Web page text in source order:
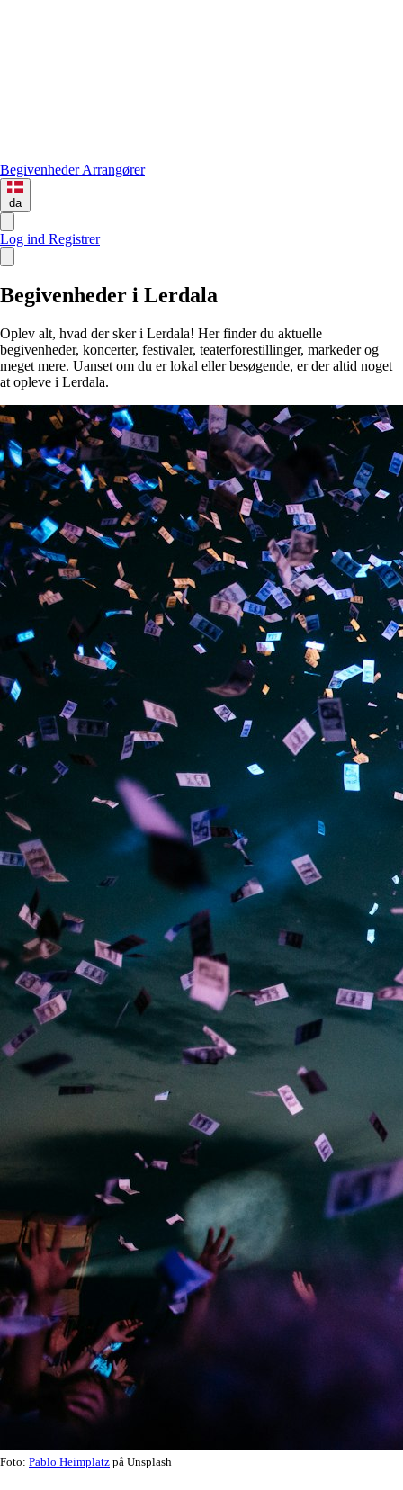
BegivenhederArrangører
da
Log ind Registrer
Begivenheder i Lerdala
Oplev alt, hvad der sker i Lerdala! Her finder du aktuelle
begivenheder, koncerter, festivaler, teaterforestillinger, markeder og
meget mere. Uanset om du er lokal eller besøgende, er der altid noget
at opleve i Lerdala.
Foto: Pablo Heimplatz på Unsplash